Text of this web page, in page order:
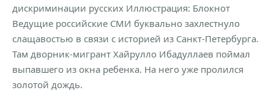
дискриминации русских Иллюстрация: Блокнот
Ведущие российские СМИ буквально захлестнуло
слащавостью в связи с историей из Санкт-Петербурга.
Там дворник-мигрант Хайрулло Ибадуллаев поймал
выпавшего из окна ребенка. На него уже пролился
золотой дождь.